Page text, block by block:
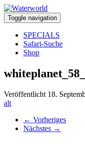
Toggle navigation
SPECIALS
Safari-Suche
Shop
Veröffentlicht 18.
alt
← Vorheriges
Nächstes →